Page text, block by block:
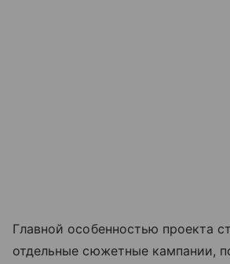
Главной особенностью проекта
отдельные сюжетные кампании,